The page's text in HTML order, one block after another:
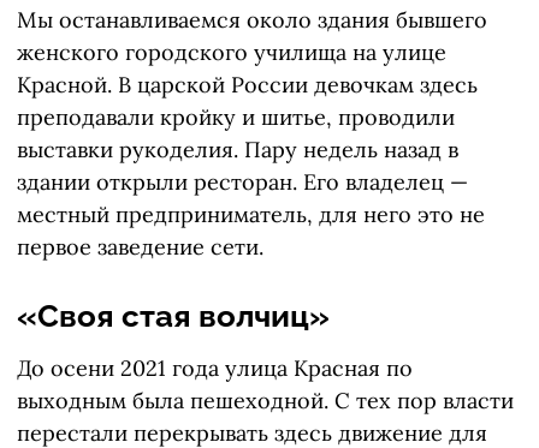
Мы останавливаемся около здания бывшего
женского городского училища на улице
Красной. В царской России девочкам здесь
преподавали кройку и шитье, проводили
выставки рукоделия. Пару недель назад в
здании открыли ресторан. Его владелец —
местный предприниматель, для него это не
первое заведение сети.
«Своя стая волчиц»
До осени 2021 года улица Красная по
выходным была пешеходной. С тех пор власти
перестали перекрывать здесь движение для